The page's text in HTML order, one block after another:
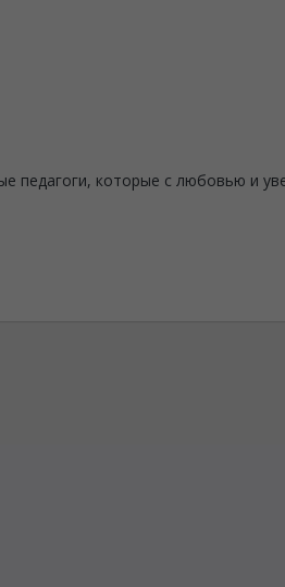
педагоги, которые с любовью и